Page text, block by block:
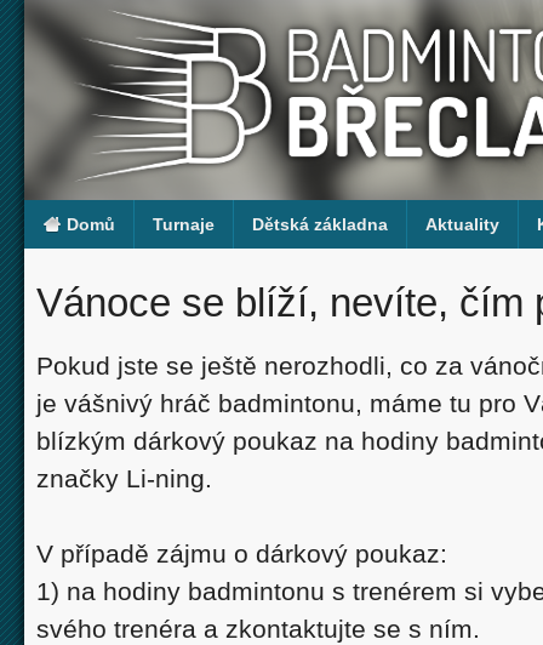
Domů Turnaje Dětská základna Aktuality
Vánoce se blíží, nevíte, čím
Pokud jste se ještě nerozhodli, co za
je vášnivý hráč badmintonu, máme tu pro
blízkým dárkový poukaz na hodiny
značky Li-ning.
V případě zájmu o dárkový poukaz:
1) na hodiny badmintonu s trenérem si
svého trenéra a zkontaktujte se s ním.